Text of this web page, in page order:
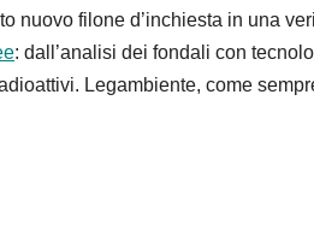
nuovo filone d’inchiesta in una
: dall’analisi dei fondali con
Legambiente, come